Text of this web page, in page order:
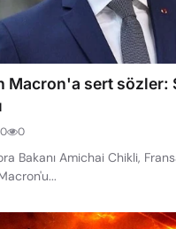
Macron'a sert sözler:
0 0
Bakanı Amichai Chikli,